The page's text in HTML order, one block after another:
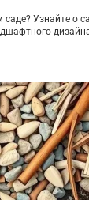
саде? Узнайте о